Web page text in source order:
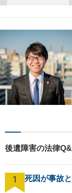
後遺障害の法律
1 死因が事故